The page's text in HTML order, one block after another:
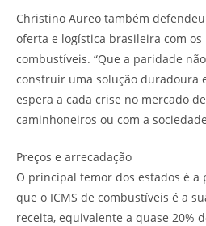
Christino Aureo também
oferta e logística brasileira com
combustíveis. “Que a paridade
construir uma solução duradoura
espera a cada crise no mercado
caminhoneiros ou com a
Preços e arrecadação
O principal temor dos estados é a
que o ICMS de combustíveis é a
receita, equivalente a quase 20%